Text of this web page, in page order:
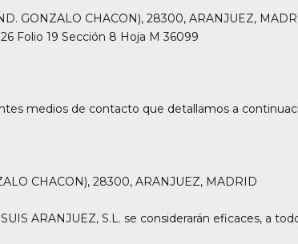
GONZALO CHACON), 28300, ARANJUEZ,
Folio 19 Sección 8 Hoja M 36099
medios de contacto que detallamos a
CHACON), 28300, ARANJUEZ, MADRID
ARANJUEZ, S.L. se considerarán eficaces, a